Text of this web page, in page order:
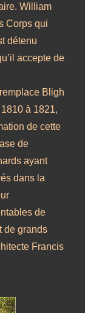
William
Corps qui
détenu
accepte de
Bligh
à 1821,
de cette
de
ayant
dans la
de
de grands
Francis